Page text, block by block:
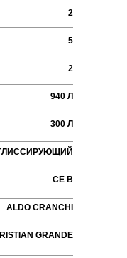
2
5
2
940 Л
300 Л
CE B
ALDO CRANCHI
GRANDE